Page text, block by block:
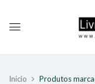
Início Produtos